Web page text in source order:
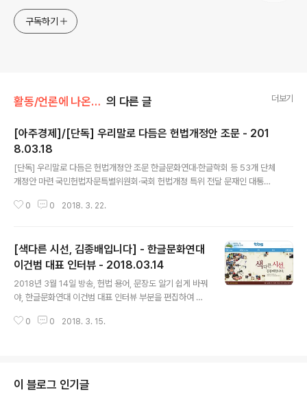
구독하기
활동/언론에 나온 우리 의 다른 글 더보기
[아주경제]/[단독] 우리말로 다듬은 헌법개정안 조문 - 201
8.03.18
[단독] 우리말로 다듬은 헌법개정안 조문 한글문화연대·한글학회 등 53개 단체
개정안 마련 국민헌법자문특별위원회·국회 헌법개정 특위 전달 문재인 대통령
글학회 등 53개 단체가 모여 헌법을 우리말로 다듬은 헌법 개정안을 마련했다.
고 돼 있다. 한자어(주류·駐留)와 일본식 표현(~에의)으로 내용을 이해하기 어
렵다. 18일 '알기 쉬운 헌법 만들기 국민운동본부'에 따르면 '국회는 전쟁을 선
포하거나, 국군을 외국에 파견하거나, 외국 군대를 대한민국 영토에 주둔하게
하는 일에 대해 동의..
0 0 2018. 3. 22.
[색다른 시선, 김종배입니다] - 한글문화연대
이건범 대표 인터뷰 - 2018.03.14
2018년 3월 14일 방송, 헌법 용어, 문장도 알기 쉽게 바꿔
야, 한글문화연대 이건범 대표 인터뷰 부분을 편집하여 올
0 0 2018. 3. 15.
이 블로그 인기글